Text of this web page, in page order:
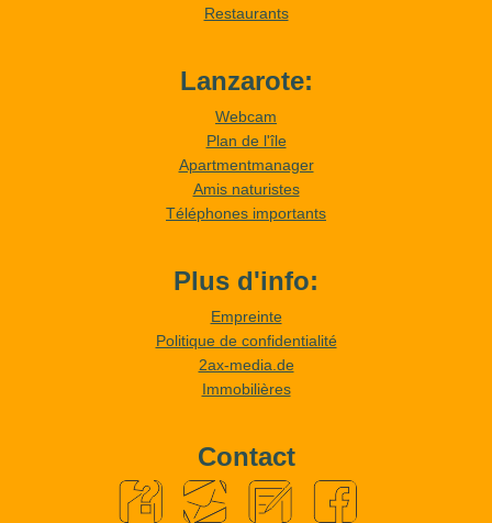
Restaurants
Lanzarote:
Webcam
Plan de l'île
Apartmentmanager
Amis naturistes
Téléphones importants
Plus d'info:
Empreinte
Politique de confidentialité
2ax-media.de
Immobilières
Contact